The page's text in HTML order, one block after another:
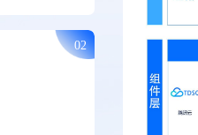
02